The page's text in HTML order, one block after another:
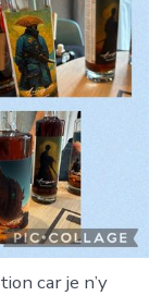
car je n’y